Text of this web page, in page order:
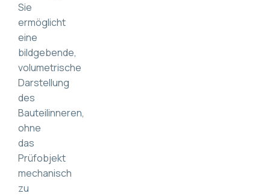
Sie
ermöglicht
eine
bildgebende,
volumetrische
Darstellung
des
Bauteilinneren,
ohne
das
Prüfobjekt
mechanisch
zu